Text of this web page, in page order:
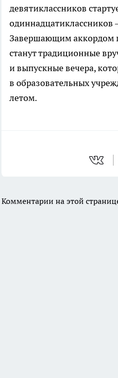
девятиклассников
Завершающим аккордом
станут традиционные
и выпускные вечера,
в образовательных
летом.
Комментарии на этой